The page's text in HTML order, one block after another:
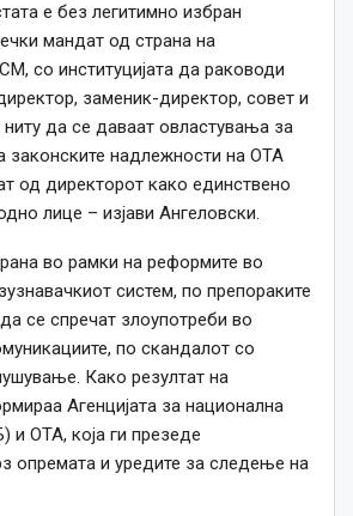
е без легитимно избран
мандат од страна на
со институцијата да раководи
заменик-директор, совет и
да се даваат овластувања за
законските надлежности на ОТА
од директорот како единствено
лице – изјави Ангеловски.
во рамки на реформите во
систем, по препораките
се спречат злоупотреби во
по скандалот со
Како резултат на
Агенцијата за национална
и ОТА, која ги презеде
опремата и уредите за следење на